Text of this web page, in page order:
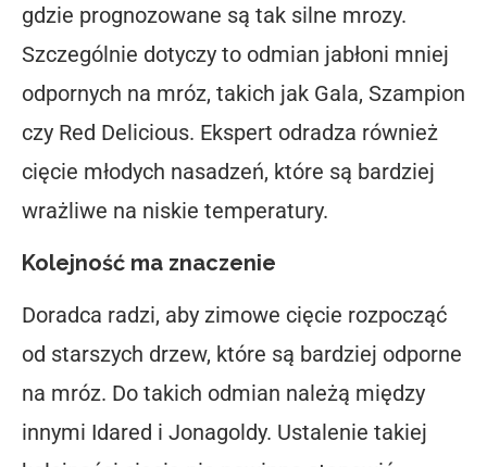
gdzie prognozowane są tak silne mrozy.
Szczególnie dotyczy to odmian jabłoni mniej
odpornych na mróz, takich jak Gala, Szampion
czy Red Delicious. Ekspert odradza również
cięcie młodych nasadzeń, które są bardziej
wrażliwe na niskie temperatury.
Kolejność ma znaczenie
Doradca radzi, aby zimowe cięcie rozpocząć
od starszych drzew, które są bardziej odporne
na mróz. Do takich odmian należą między
innymi Idared i Jonagoldy. Ustalenie takiej